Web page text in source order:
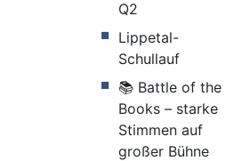
Q2
Lippetal-
Schullauf
📚 Battle of the
Books – starke
Stimmen auf
großer Bühne